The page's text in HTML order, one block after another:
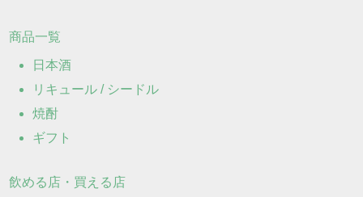
商品一覧
日本酒
リキュール / シードル
焼酎
ギフト
飲める店・買える店